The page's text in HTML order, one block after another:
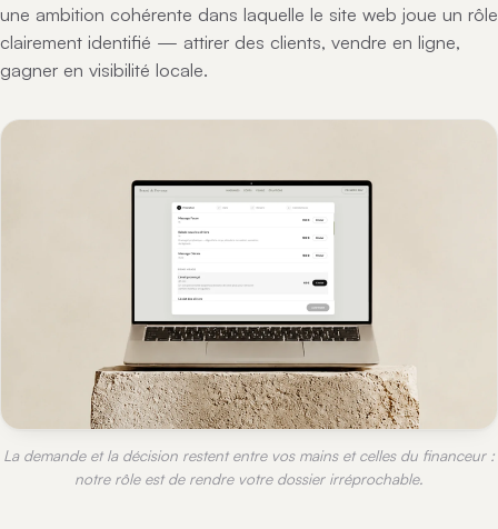
une ambition cohérente dans laquelle le site web joue un rôle
clairement identifié — attirer des clients, vendre en ligne,
gagner en visibilité locale.
La demande et la décision restent entre vos mains et celles du financeur :
notre rôle est de rendre votre dossier irréprochable.